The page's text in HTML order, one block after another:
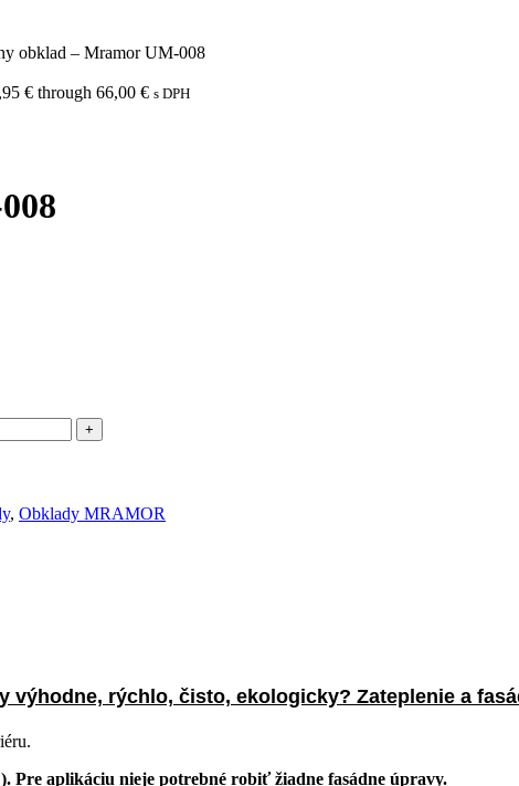
obklad – Mramor UM-008
€ through 66,00 € s DPH
, Obklady MRAMOR
výhodne, rýchlo, čisto, ekologicky? Zateplenie a
Pre aplikáciu nieje potrebné robiť žiadne fasádne úpravy.